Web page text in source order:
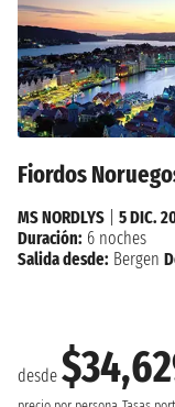
Fiordos
desde
MS NORDLYS
5 DIC.
Duración: 6 noches
Salida desde: Bergen